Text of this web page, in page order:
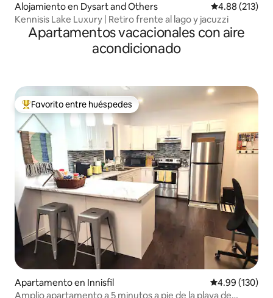
Alojamiento en Dysart and Others Calificación
4.88 (213)
Kennisis Lake Luxury | Retiro frente al lago y jacuzzi
Apartamentos vacacionales con aire
acondicionado
Favorito entre huéspedes preferido
Favorito entre huéspedes
Apartamento en Innisfil Calificación
4.99 (130)
Amplio apartamento a 5 minutos a pie de la playa de